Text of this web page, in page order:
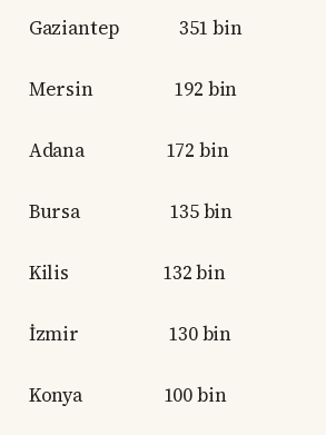
Gaziantep 351 bin
Mersin 192 bin
Adana 172 bin
Bursa 135 bin
Kilis 132 bin
İzmir 130 bin
Konya 100 bin